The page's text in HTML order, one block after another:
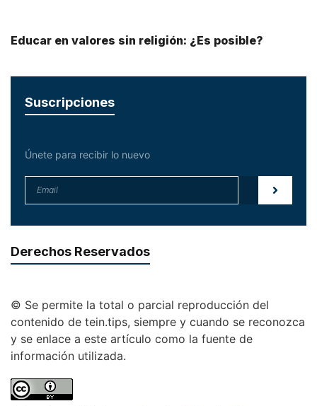
Educar en valores sin religión: ¿Es posible?
Suscripciones
Únete para recibir lo nuevo
Derechos Reservados
© Se permite la total o parcial reproducción del
contenido de tein.tips, siempre y cuando se reconozca
y se enlace a este artículo como la fuente de
información utilizada.